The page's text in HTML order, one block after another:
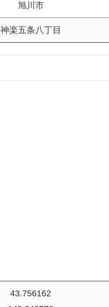
旭川市
神楽五条八丁目
43.756162